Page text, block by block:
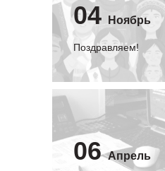
04 Ноябрь
Поздравляем!
06 Апрель